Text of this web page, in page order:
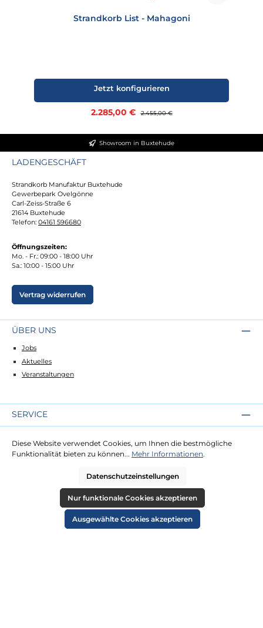
Strandkorb List - Mahagoni
Verkaufspreis:
2.285,00 € Regulärer Preis:
2.455,00 €
Jetzt konfigurieren
Showroom in Buxtehude
LADENGESCHÄFT
Strandkorb Manufaktur Buxtehude
Gewerbepark Ovelgönne
Carl-Zeiss-Straße 6
21614 Buxtehude
Telefon: 04161 596680
Öffnungszeiten:
Mo. - Fr.: 09:00 - 18:00 Uhr
Sa.: 10:00 - 15:00 Uhr
Vertrag widerrufen
ÜBER UNS
Jobs
Aktuelles
Veranstaltungen
SERVICE
Lieferung
Zahlung
RECHTLICHES
Diese Website verwendet Cookies, um Ihnen die bestmögliche
Funktionalität bieten zu können... Mehr Informationen.
Datenschutzeinstellungen
Nur funktionale Cookies akzeptieren
Ausgewählte Cookies akzeptieren